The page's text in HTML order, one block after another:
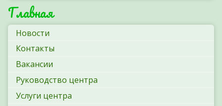
Главная
Новости
Контакты
Вакансии
Руководство центра
Услуги центра